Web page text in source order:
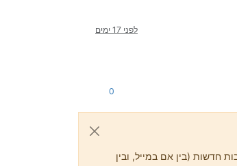
לפני 17 ימים
0
חדשות (בין אם במייל, ובין